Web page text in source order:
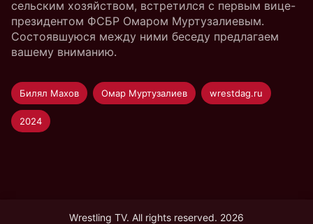
сельским хозяйством, встретился с первым вице-
президентом ФСБР Омаром Муртузалиевым.
Состоявшуюся между ними беседу предлагаем
вашему вниманию.
Билял Махов Омар Муртузалиев wrestdag.ru
2024
Wrestling TV. All rights reserved. 2026